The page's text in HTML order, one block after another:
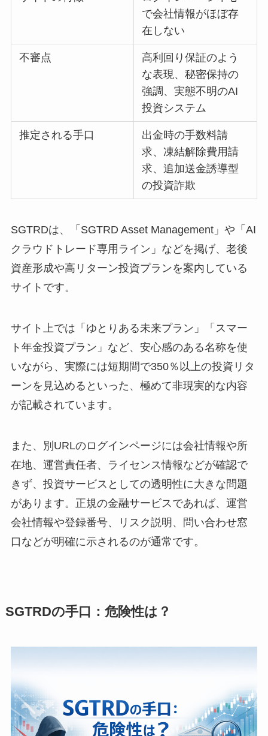
で会社情報がほぼ存
在しない
不審点
高利回り保証のよう
な表現、秘密保持の
強調、実態不明のAI
投資システム
推定される手口
出金時の手数料請
求、凍結解除費用請
求、追加送金誘導型
の投資詐欺
SGTRDは、「SGTRD Asset Management」や「AI
クラウドトレード専用ライン」などを掲げ、老後
資産形成や高リターン投資プランを案内している
サイトです。
サイト上では「ゆとりある未来プラン」「スマー
ト年金投資プラン」など、安心感のある名称を使
いながら、実際には短期間で350％以上の投資リタ
ーンを見込めるといった、極めて非現実的な内容
が記載されています。
また、別URLのログインページには会社情報や所
在地、運営責任者、ライセンス情報などが確認で
きず、投資サービスとしての透明性に大きな問題
があります。正規の金融サービスであれば、運営
会社情報や登録番号、リスク説明、問い合わせ窓
口などが明確に示されるのが通常です。
SGTRDの手口：危険性は？